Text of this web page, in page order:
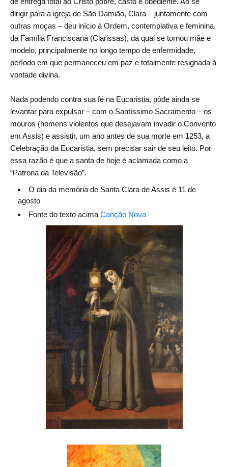
dirigir para a igreja de São Damião, Clara – juntamente com
outras moças – deu início à Ordem, contemplativa e feminina,
da Família Franciscana (Clarissas), da qual se tornou mãe e
modelo, principalmente no longo tempo de enfermidade,
período em que permaneceu em paz e totalmente resignada à
vontade divina.
Nada podendo contra sua fé na Eucaristia, pôde ainda se
levantar para expulsar – com o Santíssimo Sacramento – os
mouros (homens violentos que desejavam invadir o Convento
em Assis) e assistir, um ano antes de sua morte em 1253, a
Celebração da Eucaristia, sem precisar sair de seu leito. Por
essa razão é que a santa de hoje é aclamada como a
“Patrona da Televisão”.
O dia da memória de Santa Clara de Assis é 11 de
agosto
Fonte do texto acima Canção Nova